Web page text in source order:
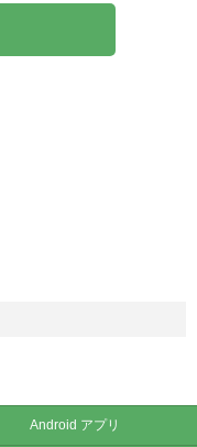
Android アプリ